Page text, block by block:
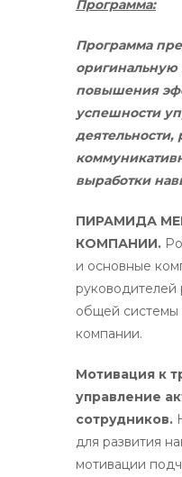
Программа:
Программа
оригинальную
повышения
успешности
выработки
ПИРАМИДА
КОМПАНИИ.
и основные
руководителей
общей
компании.
Мотивация к
управление
сотрудников.
для развития
мотивации